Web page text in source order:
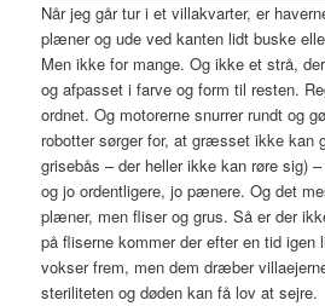
Når jeg går tur i et villakvarter, er
plæner og ude ved kanten lidt buske
Men ikke for mange. Og ikke et strå,
og afpasset i farve og form til resten.
ordnet. Og motorerne snurrer rundt og
robotter sørger for, at græsset ikke kan
grisebås – der heller ikke kan røre sig)
og jo ordentligere, jo pænere. Og det
plæner, men fliser og grus. Så er der
på fliserne kommer der efter en tid igen
vokser frem, men dem dræber
steriliteten og døden kan få lov at sejre.